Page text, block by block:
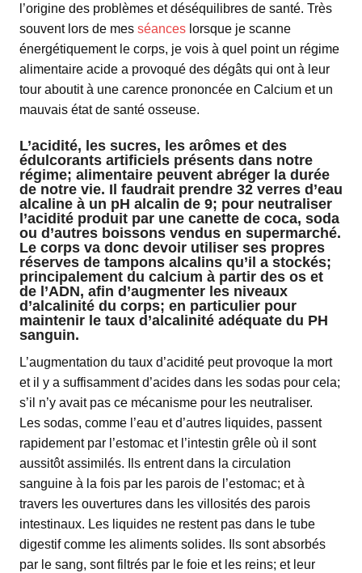
l’origine des problèmes et déséquilibres de santé. Très
souvent lors de mes séances lorsque je scanne
énergétiquement le corps, je vois à quel point un régime
alimentaire acide a provoqué des dégâts qui ont à leur
tour aboutit à une carence prononcée en Calcium et un
mauvais état de santé osseuse.
L’acidité, les sucres, les arômes et des
édulcorants artificiels présents dans notre
régime; alimentaire peuvent abréger la durée
de notre vie. Il faudrait prendre 32 verres d’eau
alcaline à un pH alcalin de 9; pour neutraliser
l’acidité produit par une canette de coca, soda
ou d’autres boissons vendus en supermarché.
Le corps va donc devoir utiliser ses propres
réserves de tampons alcalins qu’il a stockés;
principalement du calcium à partir des os et
de l’ADN, afin d’augmenter les niveaux
d’alcalinité du corps; en particulier pour
maintenir le taux d’alcalinité adéquate du PH
sanguin.
L’augmentation du taux d’acidité peut provoque la mort
et il y a suffisamment d’acides dans les sodas pour cela;
s’il n’y avait pas ce mécanisme pour les neutraliser.
Les sodas, comme l’eau et d’autres liquides, passent
rapidement par l’estomac et l’intestin grêle où il sont
aussitôt assimilés. Ils entrent dans la circulation
sanguine à la fois par les parois de l’estomac; et à
travers les ouvertures dans les villosités des parois
intestinaux. Les liquides ne restent pas dans le tube
digestif comme les aliments solides. Ils sont absorbés
par le sang, sont filtrés par le foie et les reins; et leur